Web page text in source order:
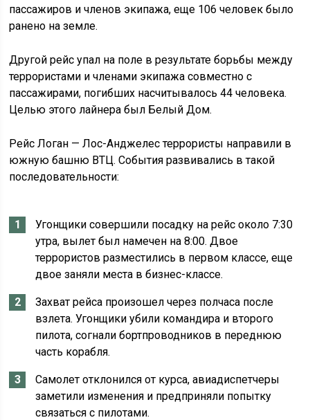
пассажиров и членов экипажа, еще 106 человек было
ранено на земле.
Другой рейс упал на поле в результате борьбы между
террористами и членами экипажа совместно с
пассажирами, погибших насчитывалось 44 человека.
Целью этого лайнера был Белый Дом.
Рейс Логан — Лос-Анджелес террористы направили в
южную башню ВТЦ. События развивались в такой
последовательности:
Угонщики совершили посадку на рейс около 7:30
утра, вылет был намечен на 8:00. Двое
террористов разместились в первом классе, еще
двое заняли места в бизнес-классе.
Захват рейса произошел через полчаса после
взлета. Угонщики убили командира и второго
пилота, согнали бортпроводников в переднюю
часть корабля.
Самолет отклонился от курса, авиадиспетчеры
заметили изменения и предприняли попытку
связаться с пилотами.